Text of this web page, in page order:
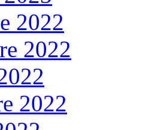
2022
2022
2022